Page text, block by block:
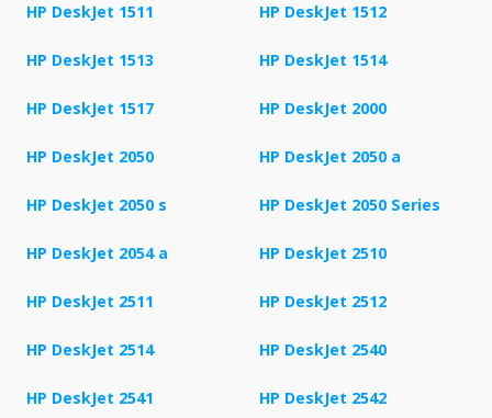
HP DeskJet 1511 HP DeskJet 1512
HP DeskJet 1513 HP DeskJet 1514
HP DeskJet 1517 HP DeskJet 2000
HP DeskJet 2050 HP DeskJet 2050 a
HP DeskJet 2050 s HP DeskJet 2050 Series
HP DeskJet 2054 a HP DeskJet 2510
HP DeskJet 2511 HP DeskJet 2512
HP DeskJet 2514 HP DeskJet 2540
HP DeskJet 2541 HP DeskJet 2542